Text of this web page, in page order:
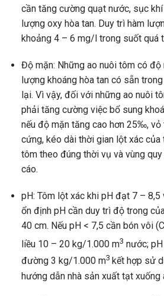
cần tăng cường quạt nước, sục
lượng oxy hòa tan. Duy trì hàm
khoảng 4 – 6 mg/l trong suốt quá
Độ mặn: Những ao nuôi tôm có độ
lượng khoáng hòa tan có sẵn
lại. Vì vậy, đối với những ao nuôi
phải tăng cường việc bổ sung
nếu độ mặn tăng cao hơn 25‰, vỏ
cứng, kéo dài thời gian lột xác của
tôm theo đúng thời vụ và vùng
cáo.
pH: Tôm lột xác khi pH đạt 7 –
ổn định pH cần duy trì độ trong
40 cm. Nếu pH < 7,5 cần bón vôi
liều 10 – 20 kg/1.000 m3 nước;
đường 3 kg/1.000 m3 kết hợp sử
hướng dẫn nhà sản xuất tạt xuống